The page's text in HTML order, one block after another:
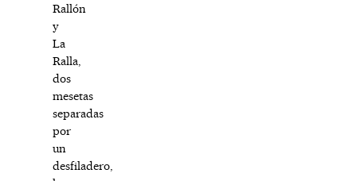
Rallón
y
La
Ralla,
dos
mesetas
separadas
por
un
desfiladero,